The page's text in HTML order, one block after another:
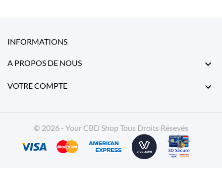
INFORMATIONS
A PROPOS DE NOUS 
VOTRE COMPTE 
© 2026 - Your CBD Shop Tous Droits Résevés